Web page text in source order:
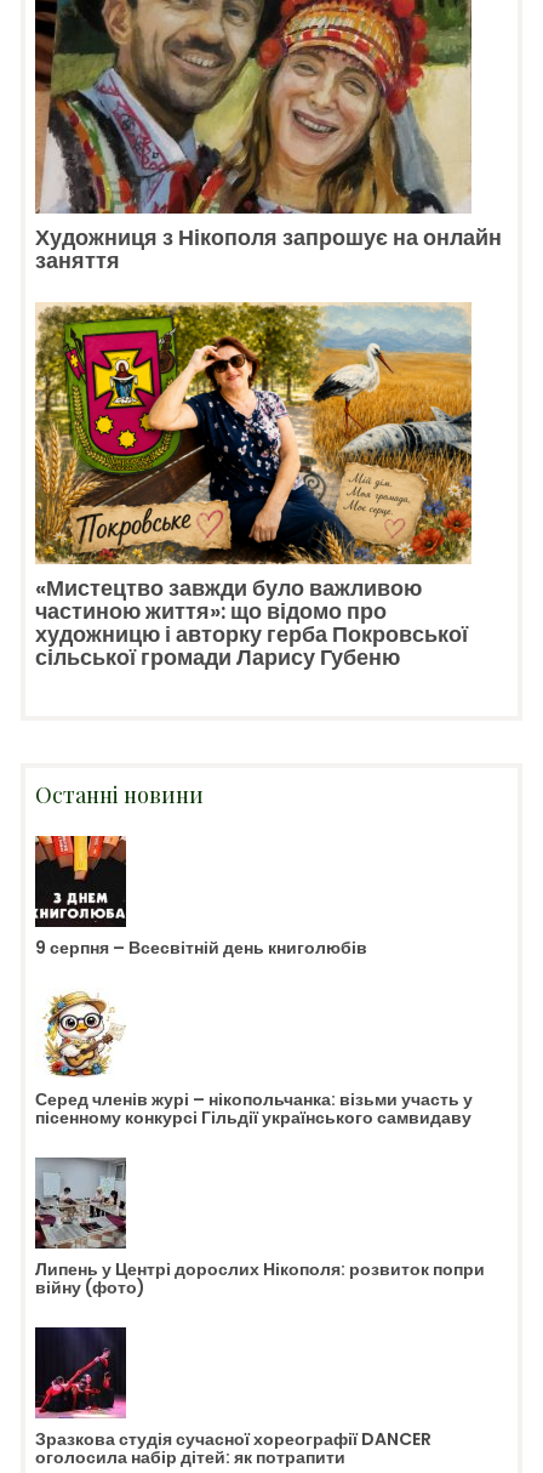
Художниця з Нікополя запрошує на онлайн
заняття
«Мистецтво завжди було важливою
частиною життя»: що відомо про
художницю і авторку герба Покровської
сільської громади Ларису Губеню
Останні новини
9 серпня – Всесвітній день книголюбів
Серед членів журі – нікопольчанка: візьми участь у
пісенному конкурсі Гільдії українського самвидаву
Липень у Центрі дорослих Нікополя: розвиток попри
війну (фото)
Зразкова студія сучасної хореографії DANCER
оголосила набір дітей: як потрапити